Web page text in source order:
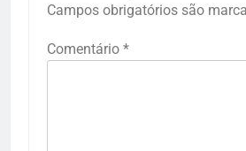
Campos obrigatórios são
Comentário *